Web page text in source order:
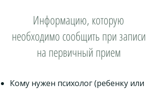
Информацию, которую
необходимо сообщить при записи
на первичный прием
Кому нужен психолог (ребенку или